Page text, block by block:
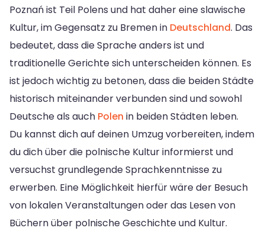
Poznań ist Teil Polens und hat daher eine slawische
Kultur, im Gegensatz zu Bremen in Deutschland. Das
bedeutet, dass die Sprache anders ist und
traditionelle Gerichte sich unterscheiden können. Es
ist jedoch wichtig zu betonen, dass die beiden Städte
historisch miteinander verbunden sind und sowohl
Deutsche als auch Polen in beiden Städten leben.
Du kannst dich auf deinen Umzug vorbereiten, indem
du dich über die polnische Kultur informierst und
versuchst grundlegende Sprachkenntnisse zu
erwerben. Eine Möglichkeit hierfür wäre der Besuch
von lokalen Veranstaltungen oder das Lesen von
Büchern über polnische Geschichte und Kultur.